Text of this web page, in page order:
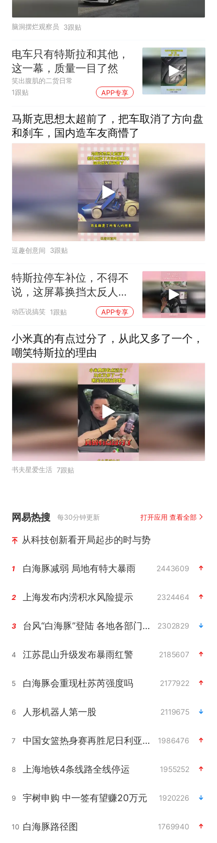
脑洞摆烂观察员 3跟贴
电车只有特斯拉和其他，
这一幕，质量一目了然
笑出腹肌的二货日常
1跟贴
APP专享
马斯克思想太超前了，把车取消了方向盘
和刹车，国内造车友商懵了
逗趣创意间 3跟贴
特斯拉停车补位，不得不
说，这屏幕换挡太反人类
了！
动匹说搞笑 1跟贴 APP专享
小米真的有点过分了，从此又多了一个，
嘲笑特斯拉的理由
书夫星爱生活 7跟贴
网易热搜 每30分钟更新 打开应用 查看全部
从科技创新看开局起步的时与势
1 白海豚减弱 局地有特大暴雨 2443609
2 上海发布内涝积水风险提示 2324464
3 台风“白海豚”登陆 各地各部门全力应对 2302829
4 江苏昆山升级发布暴雨红警 2185607
5 白海豚会重现杜苏芮强度吗 2177922
6 人形机器人第一股 2119675
7 中国女篮热身赛再胜尼日利亚女篮 1986476
8 上海地铁4条线路全线停运 1955252
9 宇树申购 中一签有望赚20万元 1920226
10 白海豚路径图 1769940